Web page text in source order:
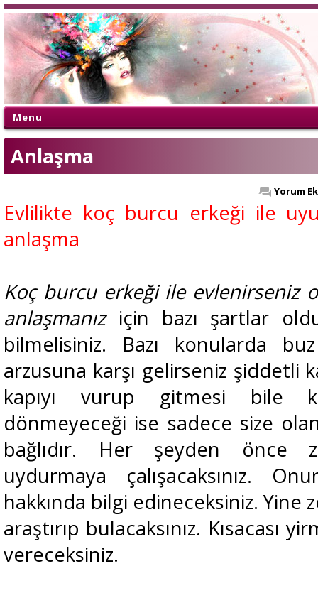
Menu
Anlaşma
Yorum
Evlilikte koç burcu erkeği ile
anlaşma
Koç burcu erkeği ile evlenirseniz
anlaşmanıziçin bazı şartlar
bilmelisiniz. Bazı konularda
arzusuna karşı gelirseniz şiddetli
kapıyı vurup gitmesi bile
dönmeyeceği ise sadece size
bağlıdır. Her şeyden önce
uydurmaya çalışacaksınız.
hakkında bilgi edineceksiniz. Yine
araştırıp bulacaksınız. Kısacası
vereceksiniz.